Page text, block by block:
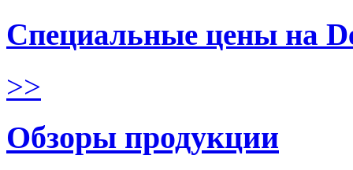
Специальные цены на
>>
Обзоры продукции